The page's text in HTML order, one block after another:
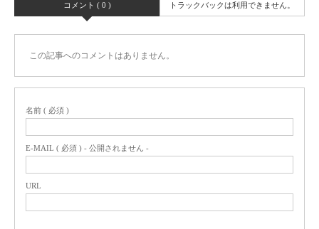
コメント ( 0 ) トラックバックは利用できません。
この記事へのコメントはありません。
名前 ( 必須 )
E-MAIL ( 必須 ) - 公開されません -
URL